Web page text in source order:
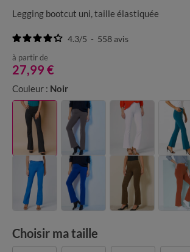
Legging bootcut uni, taille élastiquée
4.3/5 - 558avis
à partir de
27,99 €
Couleur : Noir
Choisir ma taille